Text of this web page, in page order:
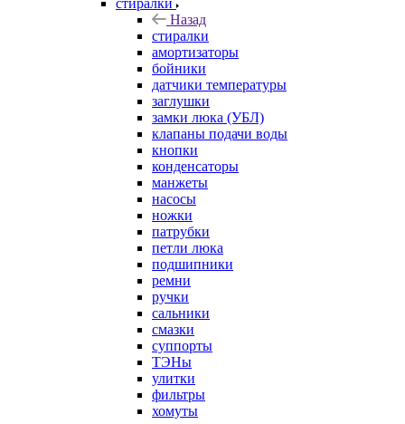
стиралки
Назад
стиралки
амортизаторы
бойники
датчики температуры
заглушки
замки люка (УБЛ)
клапаны подачи воды
кнопки
конденсаторы
манжеты
насосы
ножки
патрубки
петли люка
подшипники
ремни
ручки
сальники
смазки
суппорты
ТЭНы
улитки
фильтры
хомуты